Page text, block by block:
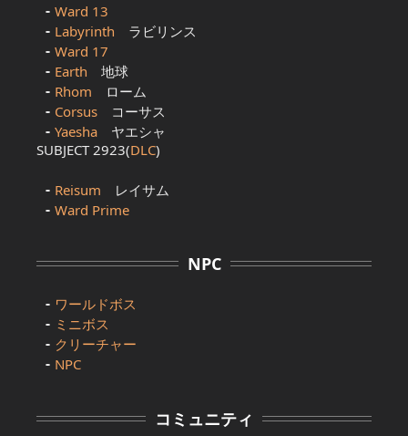
Ward 13
Labyrinth ラビリンス
Ward 17
Earth 地球
Rhom ローム
Corsus コーサス
Yaesha ヤエシャ
SUBJECT 2923(DLC)
Reisum レイサム
Ward Prime
NPC
ワールドボス
ミニボス
クリーチャー
NPC
コミュニティ